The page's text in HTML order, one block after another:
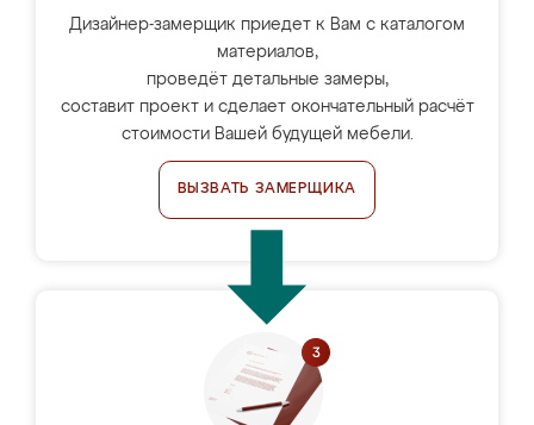
Дизайнер-замерщик приедет к Вам с каталогом
материалов,
проведёт детальные замеры,
составит проект и сделает окончательный расчёт
стоимости Вашей будущей мебели.
ВЫЗВАТЬ ЗАМЕРЩИКА